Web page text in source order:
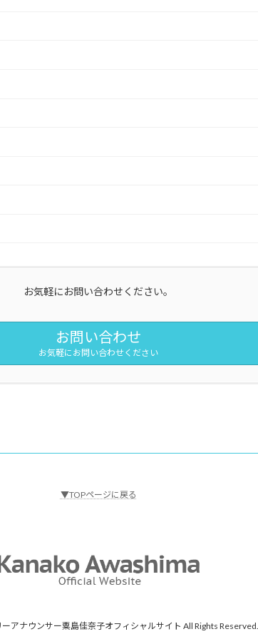
お気軽にお問い合わせください。
お問い合わせ
お気軽にお問い合わせください
▼TOPページに戻る
アナウンサー粟島佳奈子オフィシャルサイト All Rights Reserved.